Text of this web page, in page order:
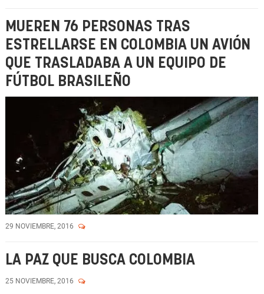
MUEREN 76 PERSONAS TRAS
ESTRELLARSE EN COLOMBIA UN AVIÓN
QUE TRASLADABA A UN EQUIPO DE
FÚTBOL BRASILEÑO
29 NOVIEMBRE, 2016
LA PAZ QUE BUSCA COLOMBIA
25 NOVIEMBRE, 2016